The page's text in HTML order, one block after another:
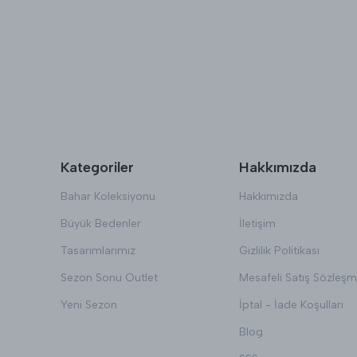
Kategoriler
Bahar Koleksiyonu
Büyük Bedenler
Tasarımlarımız
Sezon Sonu Outlet
Yeni Sezon
Hakkımızda
Hakkımızda
İletişim
Gizlilik Politikası
Mesafeli Satış
İptal - İade Koşulları
Blog